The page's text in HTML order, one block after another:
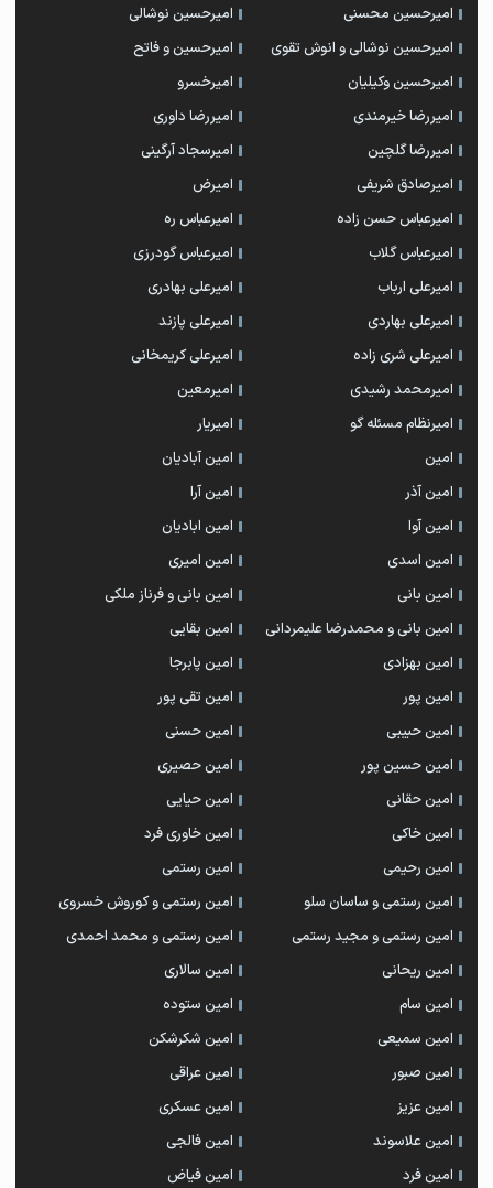
امیرحسین محسنی
امیرحسین نوشالی
امیرحسین نوشالی و انوش تقوی
امیرحسین و فاتح
امیرحسین وکیلیان
امیرخسرو
امیررضا خیرمندی
امیررضا داوری
امیررضا گلچین
امیرسجاد آرگینی
امیرصادق شریفی
امیرض
امیرعباس حسن زاده
امیرعباس ره
امیرعباس گلاب
امیرعباس گودرزی
امیرعلی ارباب
امیرعلی بهادری
امیرعلی بهاردی
امیرعلی پازند
امیرعلی شری زاده
امیرعلی کریمخانی
امیرمحمد رشیدی
امیرمعین
امیرنظام مسئله گو
امیریار
امین
امین آبادیان
امین آذر
امین آرا
امین آوا
امین ابادیان
امین اسدی
امین امیری
امین بانی
امین بانی و فرناز ملکی
امین بانی و محمدرضا علیمردانی
امین بقایی
امین بهزادی
امین پابرجا
امین پور
امین تقی پور
امین حبیبی
امین حسنی
امین حسین پور
امین حصیری
امین حقانی
امین حیایی
امین خاکی
امین خاوری فرد
امین رحیمی
امین رستمی
امین رستمی و ساسان سلو
امین رستمی و کوروش خسروی
امین رستمی و مجید رستمی
امین رستمی و محمد احمدی
امین ریحانی
امین سالاری
امین سام
امین ستوده
امین سمیعی
امین شکرشکن
امین صبور
امین عراقی
امین عزیز
امین عسکری
امین علاسوند
امین فالجی
امین فرد
امین فیاض